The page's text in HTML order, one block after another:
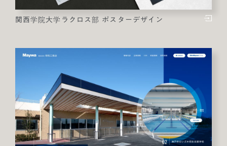
関西学院大学ラクロス部 ポスターデザイン